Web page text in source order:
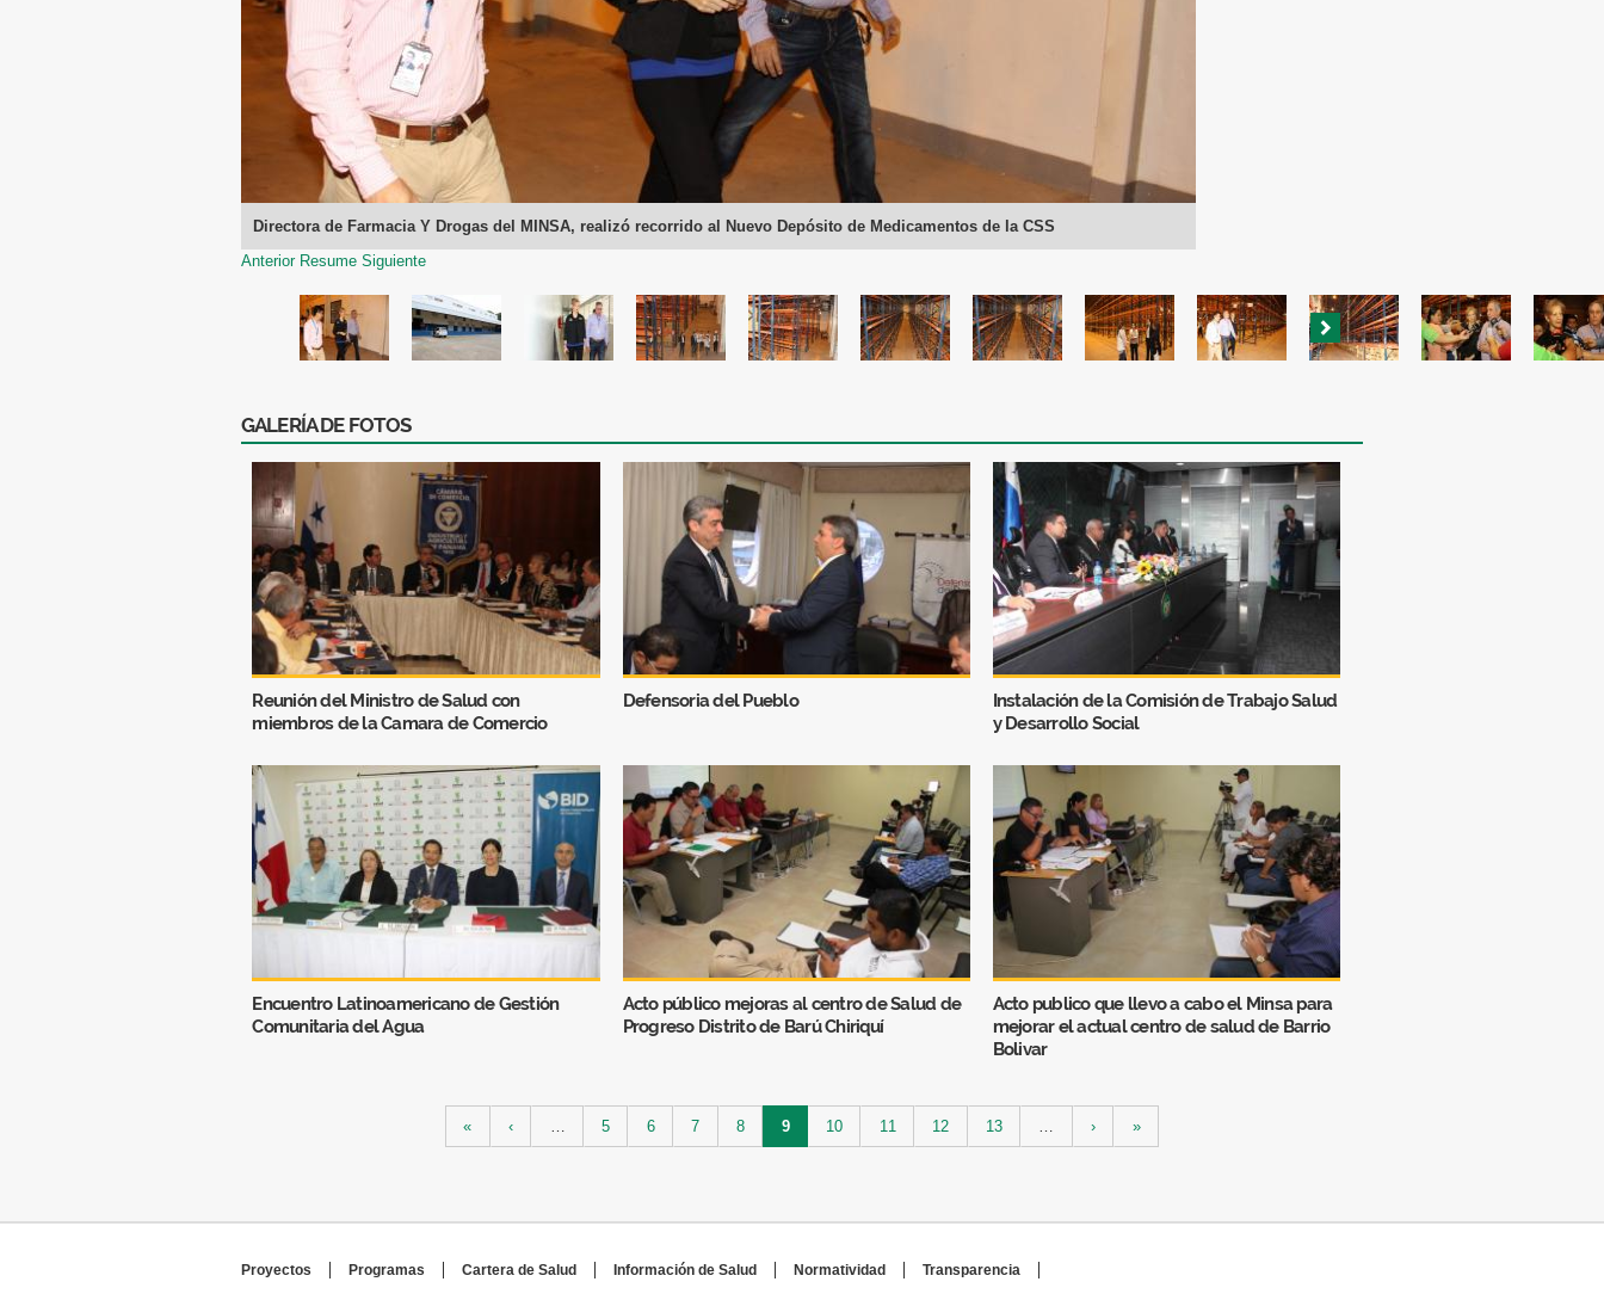
Directora de Farmacia Y Drogas del MINSA, realizó recorrido al Nuevo Depósito de Medicamentos de la CSS
Anterior Resume Siguiente
GALERÍA DE FOTOS
Reunión del Ministro de Salud con
miembros de la Camara de Comercio
Defensoria del Pueblo
Instalación de la Comisión de Trabajo Salud
y Desarrollo Social
Encuentro Latinoamericano de Gestión
Comunitaria del Agua
Acto público mejoras al centro de Salud de
Progreso Distrito de Barú Chiriquí
Acto publico que llevo a cabo el Minsa para
mejorar el actual centro de salud de Barrio
Bolivar
« ‹ 5 6 7 8 9 10 11 12 13 › »
Proyectos Programas Cartera de Salud Información de Salud Normatividad Transparencia